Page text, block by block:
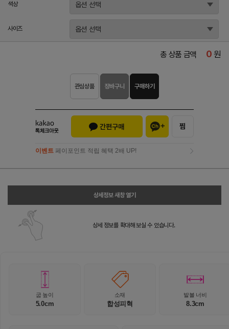
색상
사이즈
총 상품 금액 0 원
관심상품 장바구니 구매하기
이벤트 페이포인트 적립 혜택 2배 UP!
이벤트페이포인트 적립 혜택 2배 UP!
상세정보 새창 열기
상세 정보를 확대해 보실 수 있습니다.
굽 높이
5.0cm
소재
합성피혁
발볼 너비
8.3cm